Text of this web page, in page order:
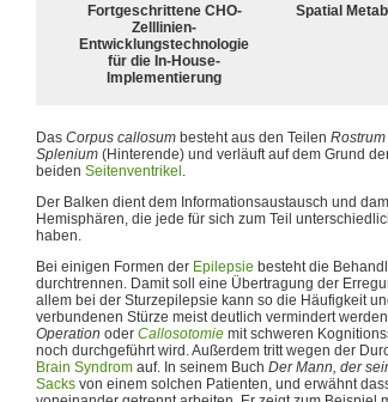
Fortgeschrittene CHO-
Zelllinien-
Entwicklungstechnologie
für die In-House-
Implementierung
Spatial
Das Corpus callosum besteht aus den Teilen Rostrum
Splenium (Hinterende) und verläuft auf dem Grund
beiden Seitenventrikel .
Der Balken dient dem Informationsaustausch und
Hemisphären, die jede für sich zum Teil
haben.
Bei einigen Formen der Epilepsie besteht die
durchtrennen. Damit soll eine Übertragung der
allem bei der Sturzepilepsie kann so die Häufigkeit
verbundenen Stürze meist deutlich vermindert
Operation oder Callosotomie mit schweren
noch durchgeführt wird. Außerdem tritt wegen der
Brain Syndrom auf. In seinem Buch Der Mann, der
Sacks von einem solchen Patienten, und erwähnt